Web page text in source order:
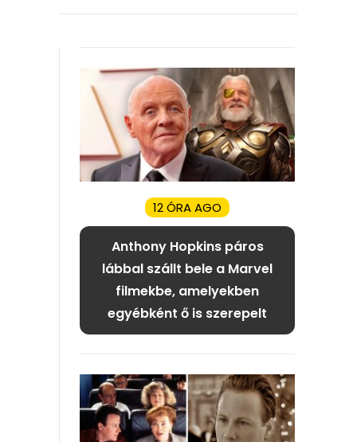
12 ÓRA AGO
Anthony Hopkins páros
lábbal szállt bele a Marvel
filmekbe, amelyekben
egyébként ő is szerepelt